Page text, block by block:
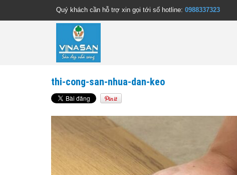
Quý khách cần hỗ trợ xin gọi tới số hotline: 0988337323
thi-cong-san-nhua-dan-keo